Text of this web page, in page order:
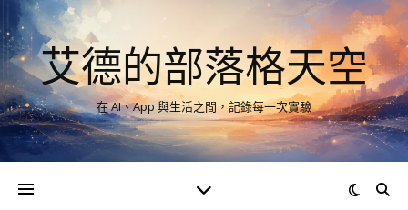
艾德的部落格天空
在 AI、App 與生活之間，記錄每一次實驗